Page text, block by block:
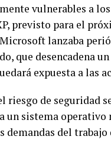
vulnerables a
previsto para el
lanzaba
que desencadena
expuesta a las
riesgo de seguridad
un sistema operativo
del trabajo